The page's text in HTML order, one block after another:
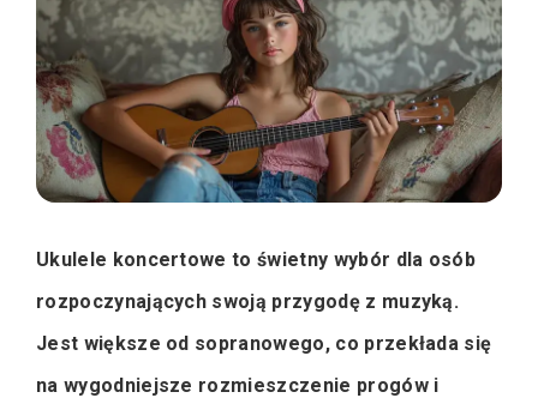
Ukulele koncertowe to świetny wybór dla osób
rozpoczynających swoją przygodę z muzyką.
Jest większe od sopranowego, co przekłada się
na wygodniejsze rozmieszczenie progów i